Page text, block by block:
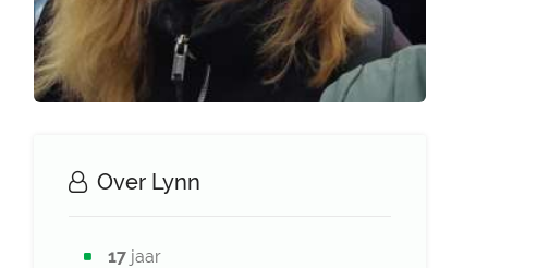
Over Lynn
17 jaar